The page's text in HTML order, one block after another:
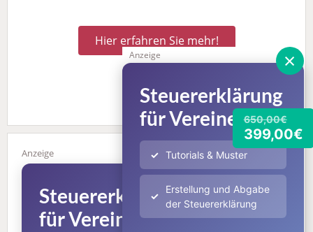
×
Anzeige
650,00€
399,00€
Steuererklärung
für Vereine
Tutorials & Muster
Erstellung und Abgabe
der Steuererklärung
Hier erfahren Sie mehr!
650,00€
Steuererklärung
für Vereine